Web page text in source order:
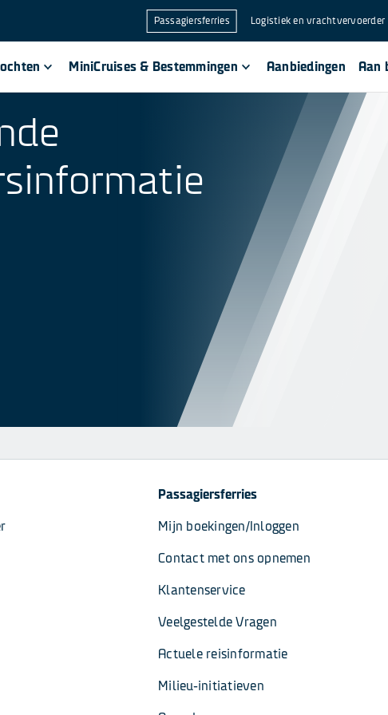
Passagiersferries Logistiek en vrachtvervoerder
MiniCruises & Bestemmingen Aanbiedingen Aan
Passagiersferries
Mijn boekingen/Inloggen
Contact met ons opnemen
Klantenservice
Veelgestelde Vragen
Actuele reisinformatie
Milieu-initiatieven